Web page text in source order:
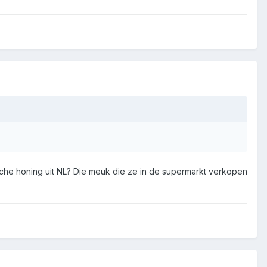
honing uit NL? Die meuk die ze in de supermarkt verkopen